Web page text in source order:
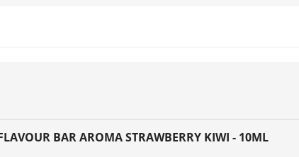
BAR AROMA STRAWBERRY KIWI - 10ML